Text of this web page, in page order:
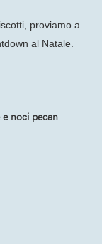
proviamo a
al Natale.
noci pecan